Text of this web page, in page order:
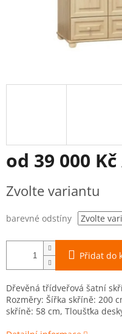
od 39 000 Kč
cena:
Zvolte variantu
barevné odstíny
Přidat do
Dřevěná třídveřová šatní
Rozměry: Šířka skříně: 200
skříně: 58 cm, Tloušťka